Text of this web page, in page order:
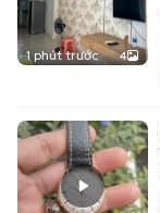
1 phút trước 4